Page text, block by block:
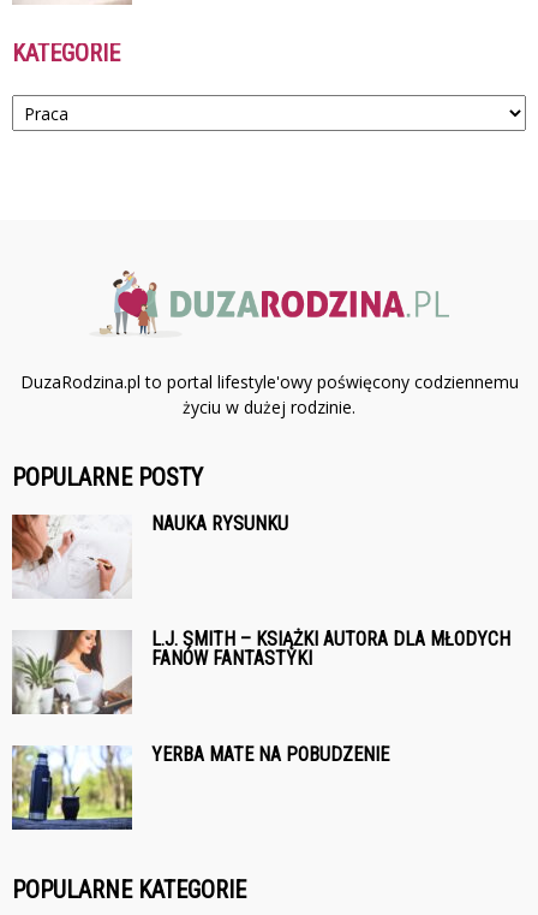
KATEGORIE
Kategorie
DuzaRodzina.pl to portal lifestyle'owy poświęcony codziennemu
życiu w dużej rodzinie.
POPULARNE POSTY
NAUKA RYSUNKU
L.J. SMITH – KSIĄŻKI AUTORA DLA MŁODYCH
FANÓW FANTASTYKI
YERBA MATE NA POBUDZENIE
POPULARNE KATEGORIE